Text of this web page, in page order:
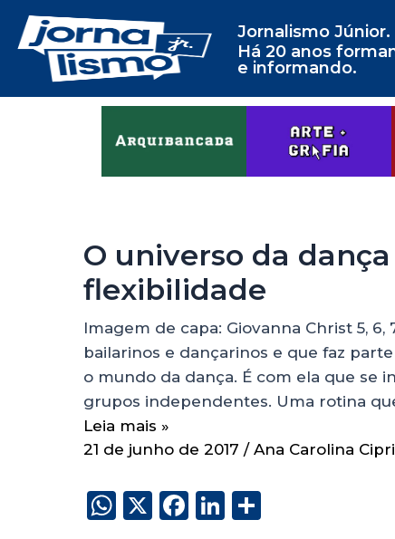
Jornalismo Júnior.
Há 20 anos
e informando.
O universo da
flexibilidade
Imagem de capa: Giovanna Christ 5,
bailarinos e dançarinos e que faz
o mundo da dança. É com ela que se
grupos independentes. Uma rotina
Leia mais »
21 de junho de 2017 / Ana Carolina
W X
F
Li